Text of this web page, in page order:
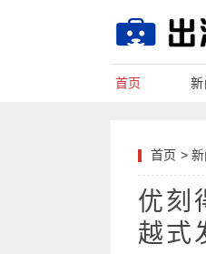
首页 新
首页 >新
优刻
越式